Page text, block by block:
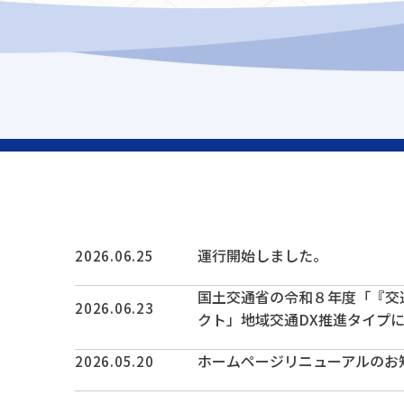
2026.06.25 運行開始しました。
2026.06.23
国土交通省の令和８年度「『
クト」地域交通DX推進タイプ
2026.05.20 ホームページリニューアルのお